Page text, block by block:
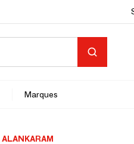
Marques
ALANKARAM